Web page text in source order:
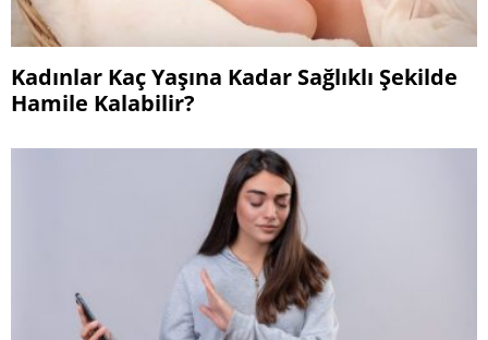
Kadınlar Kaç Yaşına Kadar Sağlıklı Şekilde
Hamile Kalabilir?